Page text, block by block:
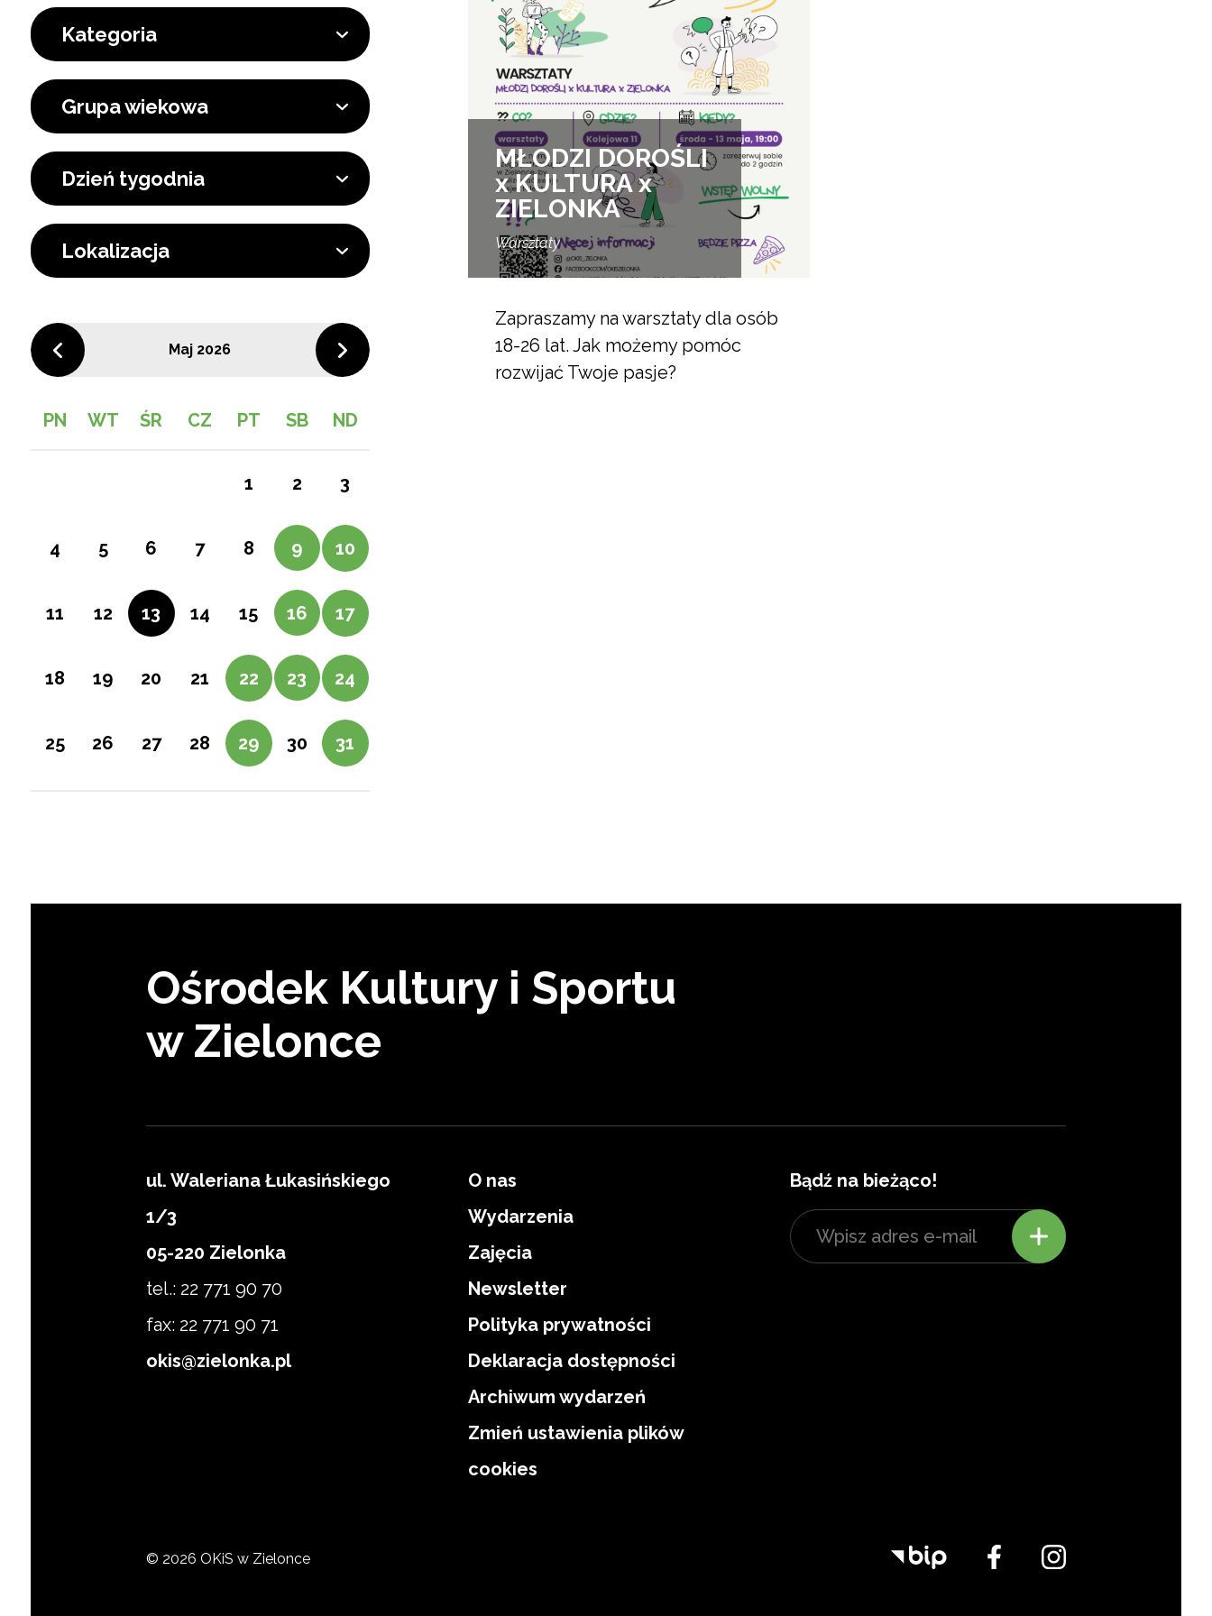
Kategoria
Grupa wiekowa
Dzień tygodnia
Lokalizacja
Maj 2026
PN WT ŚR CZ PT SB ND
1 2 3
4 5 6 7 8 9 10
11 12 13 14 15 16 17
18 19 20 21 22 23 24
25 26 27 28 29 30 31
MŁODZI DOROŚLI
x KULTURA x
ZIELONKA
Warsztaty
Zapraszamy na warsztaty dla osób
18-26 lat. Jak możemy pomóc
rozwijać Twoje pasje?
Ośrodek Kultury i Sportu
w Zielonce
ul. Waleriana Łukasińskiego
1/3
05-220 Zielonka
tel.: 22 771 90 70
fax: 22 771 90 71
okis@zielonka.pl
O nas
Wydarzenia
Zajęcia
Newsletter
Polityka prywatności
Deklaracja dostępności
Archiwum wydarzeń
Zmień ustawienia plików
cookies
Bądź na bieżąco!
© 2026 OKiS w Zielonce